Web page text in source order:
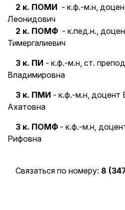
2 к. ПОМИ - к.ф.-м.н,
Леонидович
2 к. ПОМФ - к.пед.н.,
Тимергалиевич
3 к. ПИ - к.ф.-м.н, ст.
Владимировна
3 к. ПМИ - к.ф.-м.н, доцент
Ахатовна
3 к. ПОМФ - к.ф.-м.н,
Рифовна
Связаться по номеру: 8